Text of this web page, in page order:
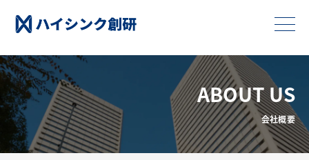
ABOUT US
会社概要